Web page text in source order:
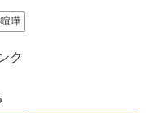
嘩
ク